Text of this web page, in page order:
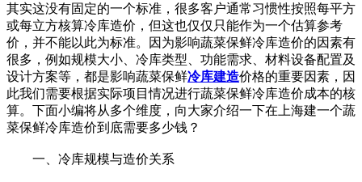
其实这没有固定的一个标准，很多客户通常习惯性按照每平方
或每立方核算冷库造价，但这也仅仅只能作为一个估算参考
价，并不能以此为标准。因为影响蔬菜保鲜冷库造价的因素有
很多，例如规模大小、冷库类型、功能需求、材料设备配置及
设计方案等，都是影响蔬菜保鲜冷库建造价格的重要因素，因
此我们需要根据实际项目情况进行蔬菜保鲜冷库造价成本的核
算。下面小编将从多个维度，向大家介绍一下在上海建一个蔬
菜保鲜冷库造价到底需要多少钱？
一、冷库规模与造价关系